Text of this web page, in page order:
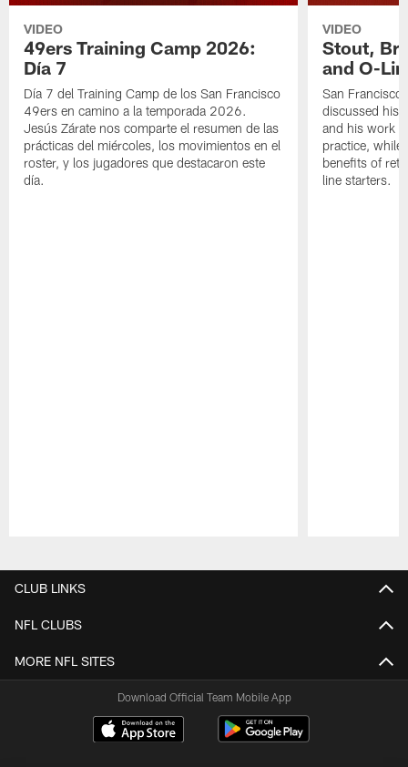
VIDEO
49ers Training Camp 2026:
Día 7
Día 7 del Training Camp de los San Francisco
49ers en camino a la temporada 2026.
Jesús Zárate nos comparte el resumen de las
prácticas del miércoles, los movimientos en el
roster, y los jugadores que destacaron este
día.
VIDEO
Stout,
and O-
San
discussed his
and his work
practice, while
benefits of
line starters.
CLUB LINKS
NFL CLUBS
MORE NFL SITES
Download Official Team Mobile App